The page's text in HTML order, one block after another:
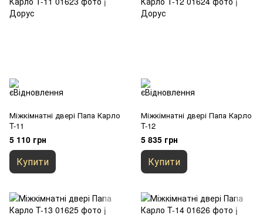
Міжкімнатні двері Папа Карло
T-11
5 110 грн
Купити
Міжкімнатні двері Папа Карло
T-12
5 835 грн
Купити